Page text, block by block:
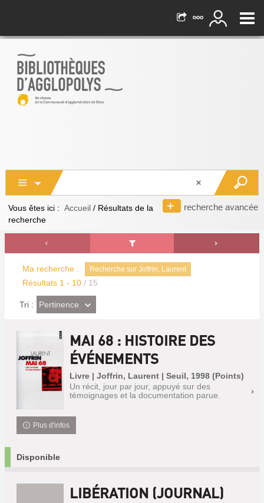
recherche avancée
Vous êtes ici : Accueil / Résultats de la
recherche
Ma recherche : Recherche sur Joffrin, Laurent
Résultats 1 - 10 / 15
Tri : (Effet
imédiat)
Pertinence
MAI 68 : HISTOIRE DES
ÉVÉNEMENTS
Livre | Joffrin, Laurent | Seuil, 1998 (Points)
Un récit, jour par jour, appuyé sur des
témoignages et la documentation parue.
Plus d'infos
Disponible
LIBÉRATION (JOURNAL)